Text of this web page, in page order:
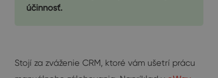
účinnosť.
Stojí za zváženie CRM, ktoré vám ušetrí prácu